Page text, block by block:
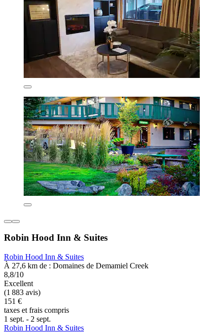
Robin Hood Inn & Suites
Robin Hood Inn & Suites
À 27,6 km de : Domaines de Demamiel Creek
8,8/10
Excellent
(1 883 avis)
151 €
taxes et frais compris
1 sept. - 2 sept.
Robin Hood Inn & Suites